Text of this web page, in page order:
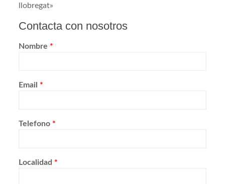
llobregat»
Contacta con nosotros
Nombre *
Email *
Telefono *
Localidad *